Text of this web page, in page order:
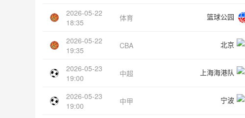
2026-05-22
18:35
体育 篮球公园
2026-05-22
19:35
CBA 北京
2026-05-23
19:00
中超 上海海港队
2026-05-23
19:00
中甲 宁波